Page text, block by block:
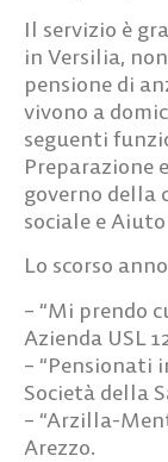
Il servizio è
in Versilia,
pensione di
vivono a
seguenti
Preparazione
governo della
sociale e
Lo scorso
– “Mi prendo
Azienda USL
– “Pensionati
Società della
– “Arzilla-
Arezzo.